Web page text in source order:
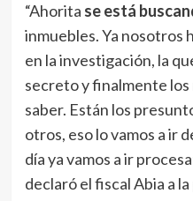
“Ahorita se está
inmuebles. Ya nosotros
en la investigación, la
secreto y finalmente los
saber. Están los
otros, eso lo vamos a ir
día ya vamos a ir
declaró el fiscal Abia a